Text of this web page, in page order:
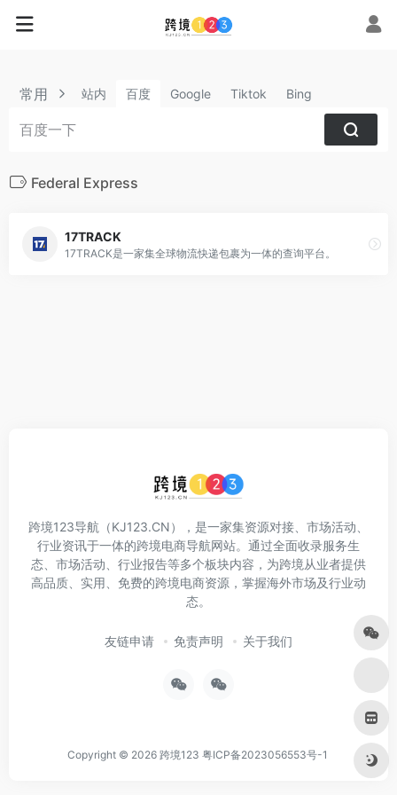
常用 站内 百度 Google Tiktok Bing
Federal Express
17TRACK
17TRACK是一家集全球物流快递包裹为一体的查询平台。
跨境123导航（KJ123.CN），是一家集资源对接、市场活动、
行业资讯于一体的跨境电商导航网站。通过全面收录服务生
态、市场活动、行业报告等多个板块内容，为跨境从业者提供
高品质、实用、免费的跨境电商资源，掌握海外市场及行业动
态。
友链申请 免责声明 关于我们
Copyright © 2026 跨境123 粤ICP备2023056553号-1